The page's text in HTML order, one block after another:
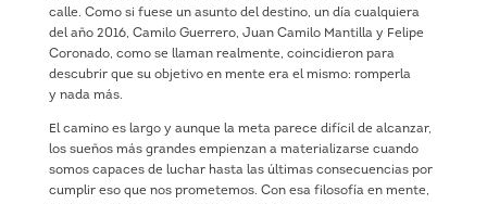
calle. Como si fuese un asunto del destino, un día cualquiera
del año 2016, Camilo Guerrero, Juan Camilo Mantilla y Felipe
Coronado, como se llaman realmente, coincidieron para
descubrir que su objetivo en mente era el mismo: romperla
y nada más.
El camino es largo y aunque la meta parece difícil de alcanzar,
los sueños más grandes empienzan a materializarse cuando
somos capaces de luchar hasta las últimas consecuencias por
cumplir eso que nos prometemos. Con esa filosofía en mente,